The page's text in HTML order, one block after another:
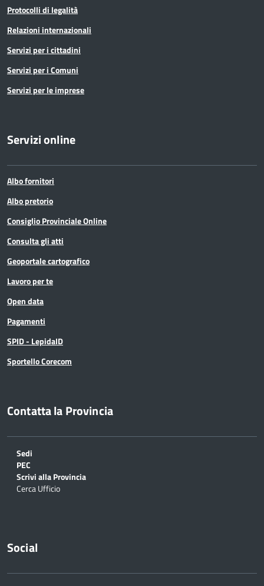
Protocolli di legalità
Relazioni internazionali
Servizi per i cittadini
Servizi per i Comuni
Servizi per le imprese
Servizi online
Albo fornitori
Albo pretorio
Consiglio Provinciale Online
Consulta gli atti
Geoportale cartografico
Lavoro per te
Open data
Pagamenti
SPID - LepidaID
Sportello Corecom
Contatta la Provincia
Sedi
PEC
Scrivi alla Provincia
Cerca Ufficio
Social